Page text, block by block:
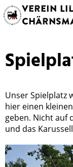
Verein
Unser Spielplatz
hier einen
geben. Nicht auf
und das